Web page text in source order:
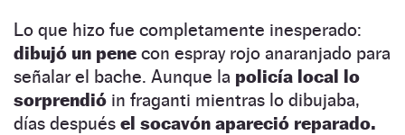
Lo que hizo fue completamente inesperado:
dibujó un pene con espray rojo anaranjado para
señalar el bache. Aunque la policía local lo
sorprendió in fraganti mientras lo dibujaba,
días después el socavón apareció reparado.